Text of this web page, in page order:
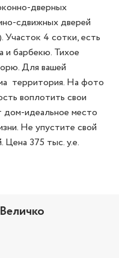
дверных
сдвижных дверей
Участок 4 сотки, есть
и барбекю. Тихое
Для вашей
территория. На фото
воплотить свои
дом-идеальное место
Не упустите свой
375 тыс. у.е.